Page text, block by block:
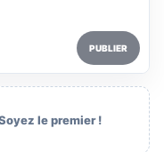
PUBLIER
le premier !